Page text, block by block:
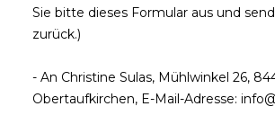
Sie bitte dieses Formular aus und
zurück.)
- An Christine Sulas, Mühlwinkel 26,
Obertaufkirchen, E-Mail-Adresse: